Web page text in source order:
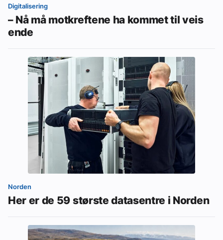
Digitalisering
– Nå må motkreftene ha kommet til veis
ende
Norden
Her er de 59 største datasentre i Norden